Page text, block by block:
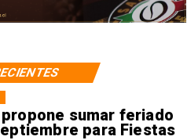
sumar feriado
para Fiestas